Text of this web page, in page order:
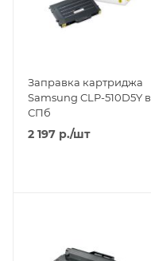
Заправка картриджа
Samsung CLP-510D5Y в
СПб
2 197 р./шт